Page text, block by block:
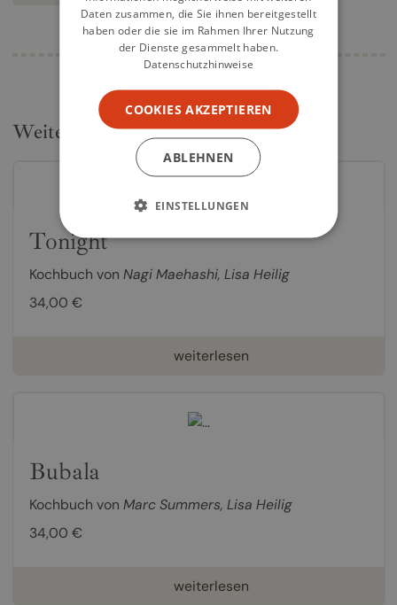
Weitere Kochbücher
Tonight
Kochbuch von Nagi Maehashi, Lisa Heilig
34,00 €
weiterlesen
Bubala
Kochbuch von Marc Summers, Lisa Heilig
34,00 €
weiterlesen
Daten zusammen, die Sie ihnen bereitgestellt
haben oder die sie im Rahmen Ihrer Nutzung
der Dienste gesammelt haben.
Datenschutzhinweise
COOKIES AKZEPTIEREN
ABLEHNEN
EINSTELLUNGEN